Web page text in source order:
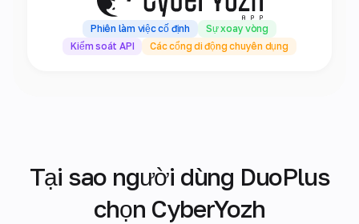
Phiên làm việc cố định
Sự xoay vòng
Kiểm soát API
Các cổng di động chuyên dụng
Tại sao người dùng DuoPlus
chọn CyberYozh